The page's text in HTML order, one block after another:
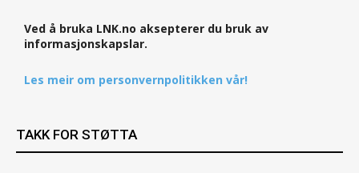
Ved å bruka LNK.no aksepterer du bruk av
informasjonskapslar.
Les meir om personvernpolitikken vår!
TAKK FOR STØTTA